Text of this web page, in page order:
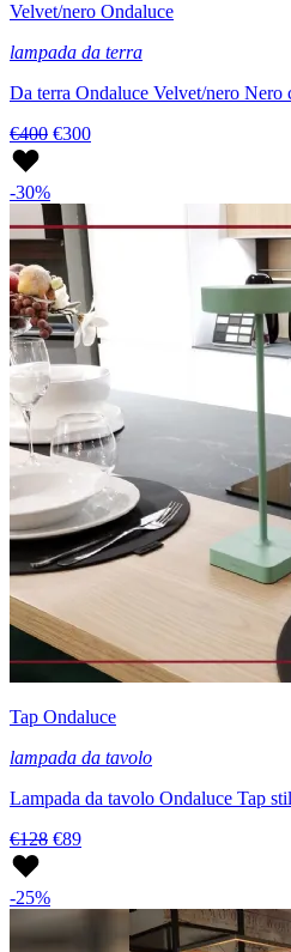
Velvet/nero Ondaluce
lampada da terra
Da terra Ondaluce Velvet/nero Nero
€400 €300
-30%
Tap Ondaluce
lampada da tavolo
Lampada da tavolo Ondaluce Tap
€128 €89
-25%